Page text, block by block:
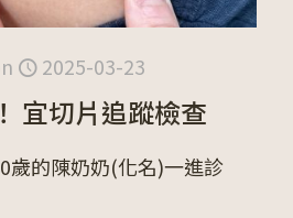
2025-03-23
宜切片追蹤檢查
歲的陳奶奶(化名)一進診